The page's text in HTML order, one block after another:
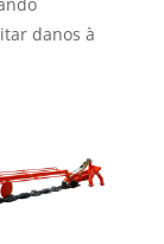
danos à